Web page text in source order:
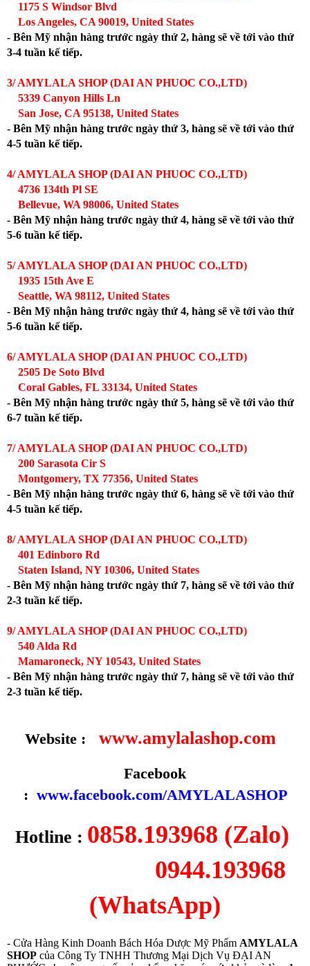
1175 S Windsor Blvd
Los Angeles, CA 90019, United States
- Bên Mỹ nhận hàng trước ngày thứ 2, hàng sẽ về tới vào thứ
3-4 tuần kế tiếp.
3/ AMYLALA SHOP (DAI AN PHUOC CO.,LTD)
5339 Canyon Hills Ln
San Jose, CA 95138, United States
- Bên Mỹ nhận hàng trước ngày thứ 3, hàng sẽ về tới vào thứ
4-5 tuần kế tiếp.
4/ AMYLALA SHOP (DAI AN PHUOC CO.,LTD)
4736 134th Pl SE
Bellevue, WA 98006, United States
- Bên Mỹ nhận hàng trước ngày thứ 4, hàng sẽ về tới vào thứ
5-6 tuần kế tiếp.
5/ AMYLALA SHOP (DAI AN PHUOC CO.,LTD)
1935 15th Ave E
Seattle, WA 98112, United States
- Bên Mỹ nhận hàng trước ngày thứ 4, hàng sẽ về tới vào thứ
5-6 tuần kế tiếp.
6/ AMYLALA SHOP (DAI AN PHUOC CO.,LTD)
2505 De Soto Blvd
Coral Gables, FL 33134, United States
- Bên Mỹ nhận hàng trước ngày thứ 5, hàng sẽ về tới vào thứ
6-7 tuần kế tiếp.
7/ AMYLALA SHOP (DAI AN PHUOC CO.,LTD)
200 Sarasota Cir S
Montgomery, TX 77356, United States
- Bên Mỹ nhận hàng trước ngày thứ 6, hàng sẽ về tới vào thứ
4-5 tuần kế tiếp.
8/ AMYLALA SHOP (DAI AN PHUOC CO.,LTD)
401 Edinboro Rd
Staten Island, NY 10306, United States
- Bên Mỹ nhận hàng trước ngày thứ 7, hàng sẽ về tới vào thứ
2-3 tuần kế tiếp.
9/ AMYLALA SHOP (DAI AN PHUOC CO.,LTD)
540 Alda Rd
Mamaroneck, NY 10543, United States
- Bên Mỹ nhận hàng trước ngày thứ 7, hàng sẽ về tới vào thứ
2-3 tuần kế tiếp.
Website : www.amylalashop.com
Facebook
: www.facebook.com/AMYLALASHOP
Hotline : 0858.193968 (Zalo)
0944.193968
(WhatsApp)
- Cửa Hàng Kinh Doanh Bách Hóa Dược Mỹ Phẩm AMYLALA
SHOP của Công Ty TNHH Thương Mại Dịch Vụ ĐẠI AN